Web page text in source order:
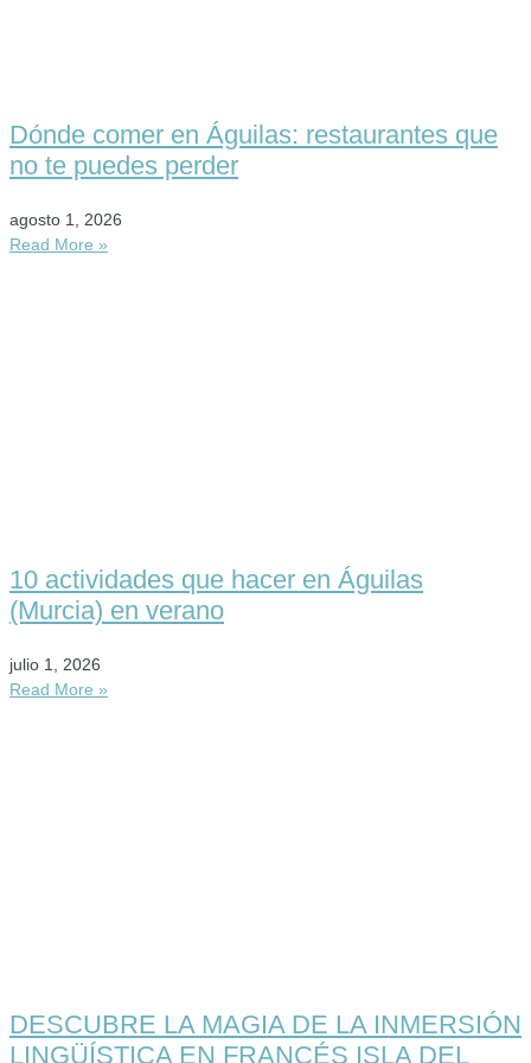
Dónde comer en Águilas: restaurantes que
no te puedes perder
agosto 1, 2026
Read More »
10 actividades que hacer en Águilas
(Murcia) en verano
julio 1, 2026
Read More »
DESCUBRE LA MAGIA DE LA INMERSIÓN
LINGÜÍSTICA EN FRANCÉS ISLA DEL